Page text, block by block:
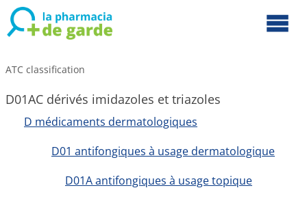
ATC classification
D01AC dérivés imidazoles et triazoles
D médicaments dermatologiques
D01 antifongiques à usage dermatologique
D01A antifongiques à usage topique